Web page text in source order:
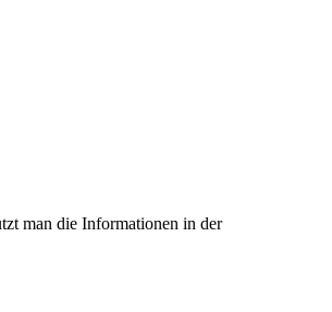
man die Informationen in der